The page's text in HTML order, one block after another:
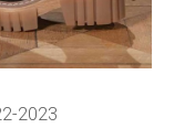
2023